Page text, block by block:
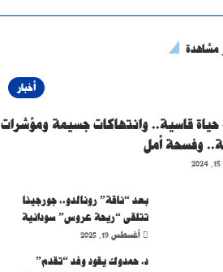
مشاهدة
أخبار
قاسية.. وانتهاكات جسيمة ومؤشرات
وفسحة أمل
بعد “ناقة” رونالدو.. جورجينا
تتلقى “ريحة عروس” سودانية
أغسطس 19, 2025
د. حمدوك يقود وفد “تقدم”